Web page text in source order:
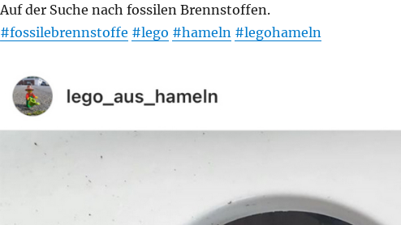
Auf der Suche nach fossilen Brennstoffen.
#fossilebrennstoffe #lego #hameln #legohameln